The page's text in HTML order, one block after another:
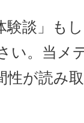
験談」も
い。当メ
性が読み